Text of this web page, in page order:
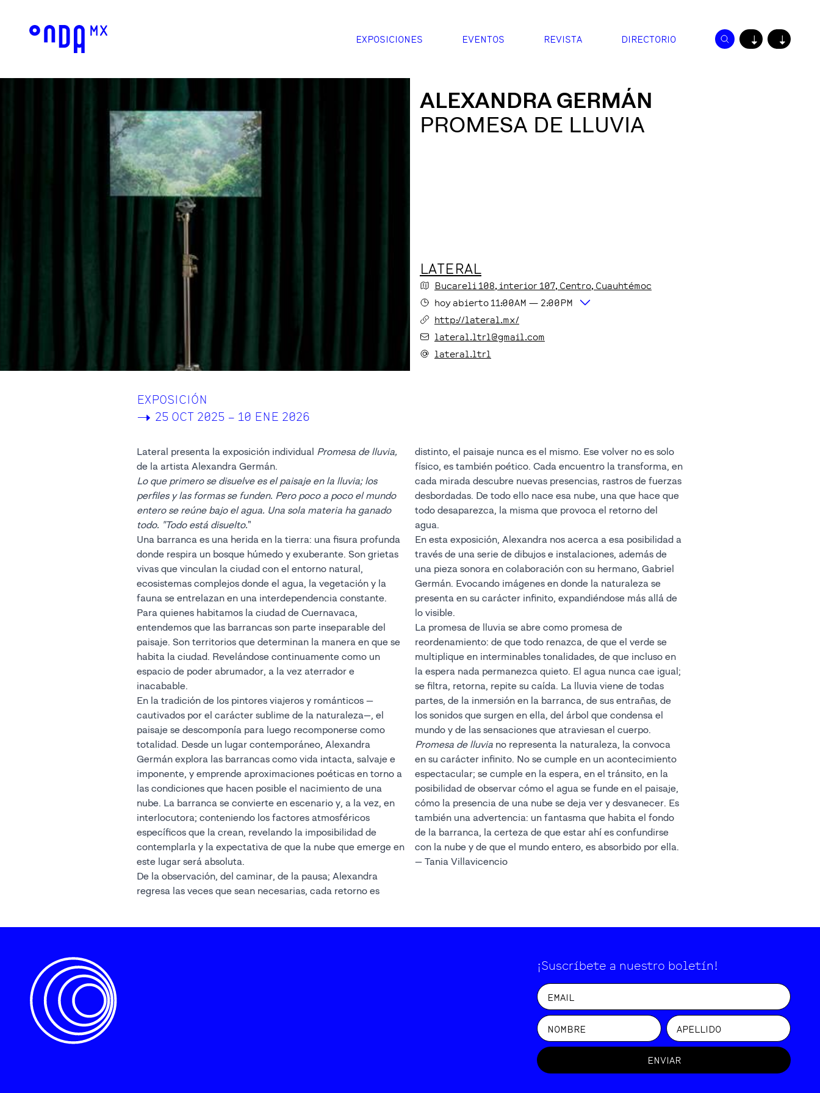
EXPOSICIONES EVENTOS REVISTA DIRECTORIO ↓ ↓
ALEXANDRA GERMÁN
PROMESA DE LLUVIA
LATERAL
Bucareli 108, interior 107, Centro, Cuauhtémoc
hoyabierto 11:00AM — 2:00PM
http://lateral.mx/
lateral.ltrl@gmail.com
lateral.ltrl
EXPOSICIÓN
-> 25 OCT 2025 – 10 ENE 2026
Lateral presenta la exposición individual Promesa de lluvia,
de la artista Alexandra Germán.
Lo que primero se disuelve es el paisaje en la lluvia; los
perfiles y las formas se funden. Pero poco a poco el mundo
entero se reúne bajo el agua. Una sola materia ha ganado
todo. "Todo está disuelto."
Una barranca es una herida en la tierra: una fisura profunda
donde respira un bosque húmedo y exuberante. Son grietas
vivas que vinculan la ciudad con el entorno natural,
ecosistemas complejos donde el agua, la vegetación y la
fauna se entrelazan en una interdependencia constante.
Para quienes habitamos la ciudad de Cuernavaca,
entendemos que las barrancas son parte inseparable del
paisaje. Son territorios que determinan la manera en que se
habita la ciudad. Revelándose continuamente como un
espacio de poder abrumador, a la vez aterrador e
inacabable.
En la tradición de los pintores viajeros y románticos —
cautivados por el carácter sublime de la naturaleza—, el
paisaje se descomponía para luego recomponerse como
totalidad. Desde un lugar contemporáneo, Alexandra
Germán explora las barrancas como vida intacta, salvaje e
imponente, y emprende aproximaciones poéticas en torno a
las condiciones que hacen posible el nacimiento de una
nube. La barranca se convierte en escenario y, a la vez, en
interlocutora; conteniendo los factores atmosféricos
específicos que la crean, revelando la imposibilidad de
contemplarla y la expectativa de que la nube que emerge en
este lugar será absoluta.
De la observación, del caminar, de la pausa; Alexandra
regresa las veces que sean necesarias, cada retorno es
distinto, el paisaje nunca es el mismo. Ese volver no es solo
físico, es también poético. Cada encuentro la transforma, en
cada mirada descubre nuevas presencias, rastros de fuerzas
desbordadas. De todo ello nace esa nube, una que hace que
todo desaparezca, la misma que provoca el retorno del
agua.
En esta exposición, Alexandra nos acerca a esa posibilidad a
través de una serie de dibujos e instalaciones, además de
una pieza sonora en colaboración con su hermano, Gabriel
Germán. Evocando imágenes en donde la naturaleza se
presenta en su carácter infinito, expandiéndose más allá de
lo visible.
La promesa de lluvia se abre como promesa de
reordenamiento: de que todo renazca, de que el verde se
multiplique en interminables tonalidades, de que incluso en
la espera nada permanezca quieto. El agua nunca cae igual;
se filtra, retorna, repite su caída. La lluvia viene de todas
partes, de la inmersión en la barranca, de sus entrañas, de
los sonidos que surgen en ella, del árbol que condensa el
mundo y de las sensaciones que atraviesan el cuerpo.
Promesa de lluvia no representa la naturaleza, la convoca
en su carácter infinito. No se cumple en un acontecimiento
espectacular; se cumple en la espera, en el tránsito, en la
posibilidad de observar cómo el agua se funde en el paisaje,
cómo la presencia de una nube se deja ver y desvanecer. Es
también una advertencia: un fantasma que habita el fondo
de la barranca, la certeza de que estar ahí es confundirse
con la nube y de que el mundo entero, es absorbido por ella.
— Tania Villavicencio
¡Suscríbete a nuestro boletín!
ENVIAR